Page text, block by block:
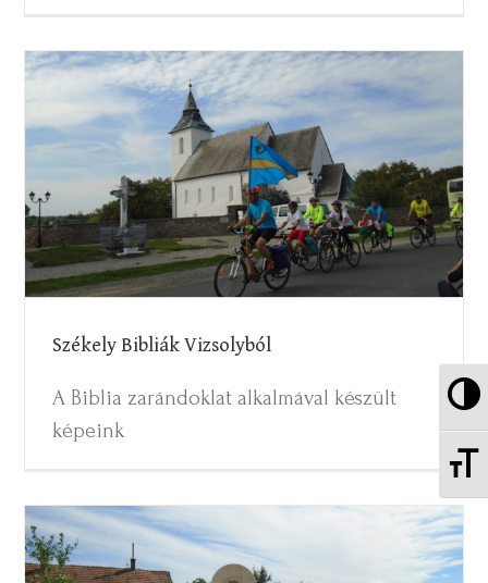
Székely Bibliák Vizsolyból
Székely Bibliák Vizsolyból
A Biblia zarándoklat alkalmával készült
képeink